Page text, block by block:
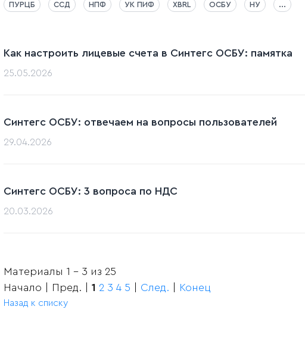
ПУРЦБ ССД НПФ УК ПИФ XBRL ОСБУ НУ ...
Как настроить лицевые счета в Синтегс ОСБУ: памятка
25.05.2026
Синтегс ОСБУ: отвечаем на вопросы пользователей
29.04.2026
Синтегс ОСБУ: 3 вопроса по НДС
20.03.2026
Материалы 1 - 3 из 25
Начало | Пред. | 1 2 3 4 5 След. Конец
Назад к списку